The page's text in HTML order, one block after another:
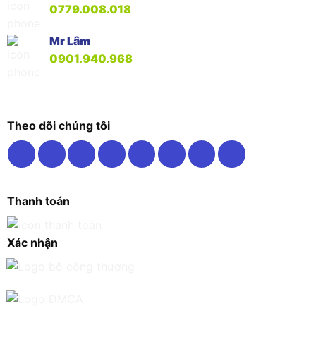
0779.008.018
Mr Lâm
0901.940.968
Theo dõi chúng tôi
Thanh toán
Xác nhận